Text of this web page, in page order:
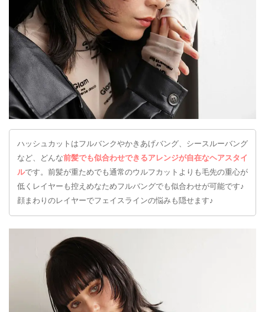
ハッシュカットはフルバンクやかきあげバング、シースルーバング
など、どんな前髪でも似合わせできるアレンジが自在なヘアスタイ
ルです。前髪が重ためでも通常のウルフカットよりも毛先の重心が
低くレイヤーも控えめなためフルバングでも似合わせが可能です♪
顔まわりのレイヤーでフェイスラインの悩みも隠せます♪